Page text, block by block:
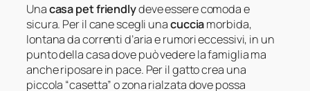
Unacasa pet friendlydeve essere comoda e
sicura. Per il cane scegli unacucciamorbida,
lontana da correnti d’aria e rumori eccessivi, in un
punto della casa dove può vedere la famiglia ma
anche riposare in pace. Per il gatto crea una
piccola “casetta” o zona rialzata dove possa